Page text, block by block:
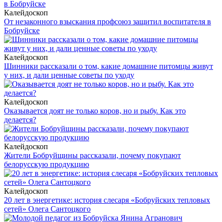
Калейдоскоп
От незаконного взыскания профсоюз защитил воспитателя в
Бобруйске
Калейдоскоп
Шинники рассказали о том, какие домашние питомцы живут
у них, и дали ценные советы по уходу
Калейдоскоп
Оказывается доят не только коров, но и рыбу. Как это
делается?
Калейдоскоп
Жители Бобруйщины рассказали, почему покупают
белорусскую продукцию
Калейдоскоп
20 лет в энергетике: история слесаря «Бобруйских тепловых
сетей» Олега Сантоцкого